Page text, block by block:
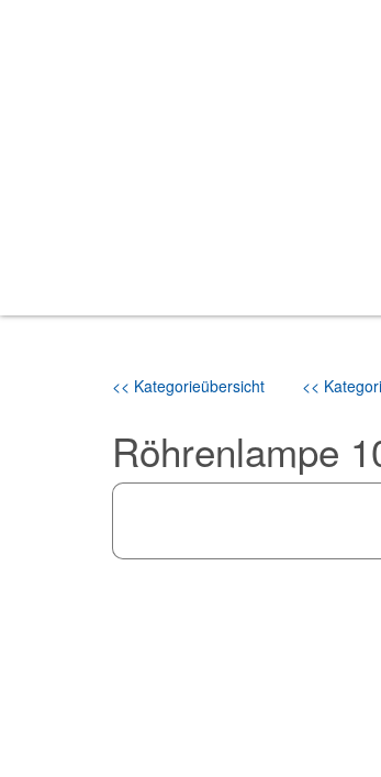
<< Kategorieübersicht <<
Röhrenlampe